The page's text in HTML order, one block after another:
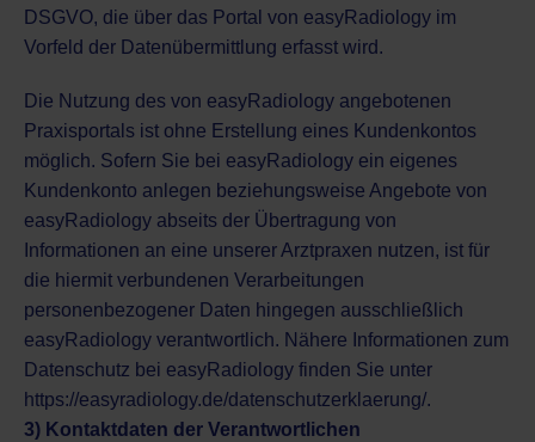
DSGVO, die über das Portal von easyRadiology im
Vorfeld der Datenübermittlung erfasst wird.
Die Nutzung des von easyRadiology angebotenen
Praxisportals ist ohne Erstellung eines Kundenkontos
möglich. Sofern Sie bei easyRadiology ein eigenes
Kundenkonto anlegen beziehungsweise Angebote von
easyRadiology abseits der Übertragung von
Informationen an eine unserer Arztpraxen nutzen, ist für
die hiermit verbundenen Verarbeitungen
personenbezogener Daten hingegen ausschließlich
easyRadiology verantwortlich. Nähere Informationen zum
Datenschutz bei easyRadiology finden Sie unter
https://easyradiology.de/datenschutzerklaerung/.
3) Kontaktdaten der Verantwortlichen